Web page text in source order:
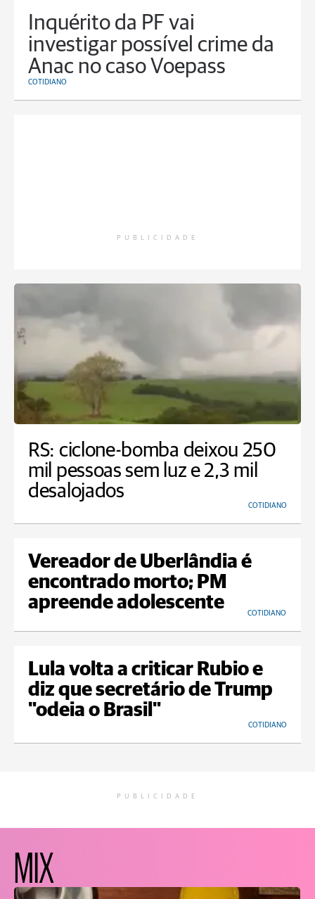
Inquérito da PF vai
investigar possível crime da
Anac no caso Voepass
COTIDIANO
PUBLICIDADE
RS: ciclone-bomba deixou 250
mil pessoas sem luz e 2,3 mil
desalojados
COTIDIANO
Vereador de Uberlândia é
encontrado morto; PM
apreende adolescente
COTIDIANO
Lula volta a criticar Rubio e
diz que secretário de Trump
"odeia o Brasil"
COTIDIANO
PUBLICIDADE
MIX